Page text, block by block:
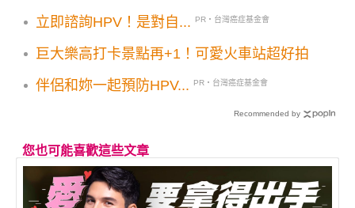
立即諮詢HPV！是對自...
PR・台灣癌症基金會
巨大樂高打卡景點再+1！可愛火車站超好拍
伴侶和妳一起預防HPV...
PR・台灣癌症基金會
Recommended by
您也可能喜歡這些文章